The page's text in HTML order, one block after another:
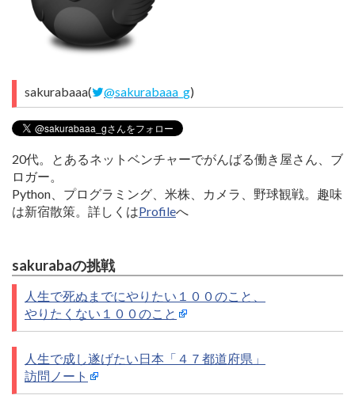
sakurabaaa( @sakurabaaa_g)
20代。とあるネットベンチャーでがんばる働き屋さん、ブ
ロガー。
Python、プログラミング、米株、カメラ、野球観戦。趣味
は新宿散策。詳しくはProfileへ
sakurabaの挑戦
人生で死ぬまでにやりたい１００のこと、
やりたくない１００のこと
人生で成し遂げたい日本「４７都道府県」
訪問ノート